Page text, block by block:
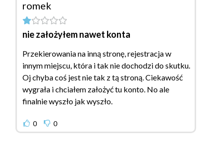
romek
nie założyłem nawet konta
Przekierowania na inną stronę, rejestracja w
innym miejscu, która i tak nie dochodzi do skutku.
Oj chyba coś jest nie tak z tą stroną. Ciekawość
wygrała i chciałem założyć tu konto. No ale
finalnie wyszło jak wyszło.
0 0